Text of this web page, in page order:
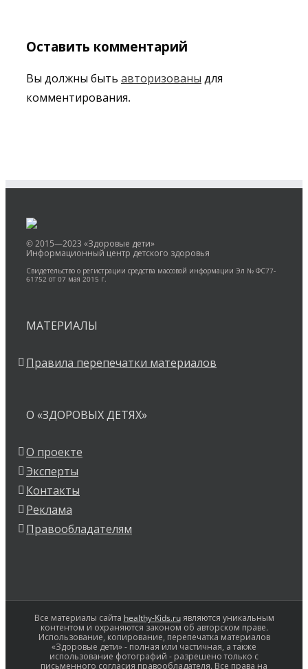
Оставить комментарий
Вы должны быть авторизованы для
комментирования.
© 2015—2023 «Здоровые дети»
Информационный центр детского здоровья
Свидетельство о регистрации средства массовой информации Эл № ФС77-
61752 от 07 мая 2015 г.
МАТЕРИАЛЫ
Правила перепечатки материалов
О «ЗДОРОВЫХ ДЕТЯХ»
О проекте
Эксперты
Контакты
Реклама
Правообладателям
Все материалы сайта healthy-Kids.ruявляются уникальным
контентом и охраняются законом об авторском праве.
Использование, копирование, перепечатка материалов
«Здоровые дети» - полная или частичная, а также
использование фотографий - разрешено только с
письменного согласия правообладателя. Все права на